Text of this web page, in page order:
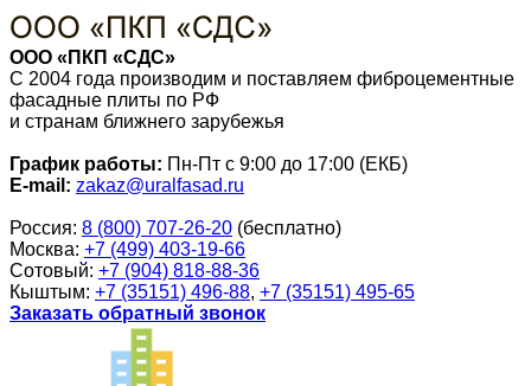
ООО «ПКП «СДС»
С 2004 года производим и поставляем фиброцементные
фасадные плиты по РФ
и странам ближнего зарубежья
График работы: Пн-Пт с 9:00 до 17:00 (ЕКБ)
E-mail: zakaz@uralfasad.ru
Россия: 8 (800) 707-26-20 (бесплатно)
Москва: +7 (499) 403-19-66
Сотовый: +7 (904) 818-88-36
Кыштым: +7 (35151) 496-88, +7 (35151) 495-65
Заказать обратный звонок